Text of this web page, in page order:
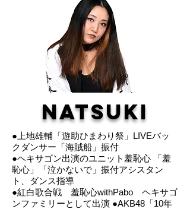
NATSUKI
●上地雄輔「遊助ひまわり祭」LIVEバッ
クダンサー「海賊船」振付
●ヘキサゴン出演のユニット羞恥心 「羞
恥心」「泣かないで」振付アシスタン
ト、ダンス指導
●紅白歌合戦 羞恥心withPabo ヘキサゴ
ンファミリーとして出演 ●AKB48「10年